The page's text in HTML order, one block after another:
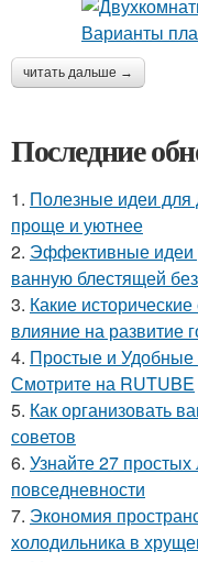
читать дальше →
Последние
1. Полезные идеи для
проще и уютнее
2. Эффективные идеи
ванную блестящей
3. Какие
влияние на развитие
4. Простые и
Смотрите на RUTUBE
5. Как организовать
советов
6. Узнайте 27
повседневности
7. Экономия
холодильника в